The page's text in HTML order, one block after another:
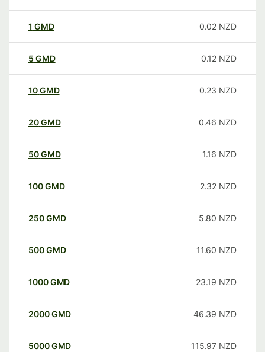
1 GMD 0.02 NZD
5 GMD 0.12 NZD
10GMD 0.23 NZD
20GMD 0.46 NZD
50GMD 1.16 NZD
100GMD 2.32 NZD
250GMD 5.80 NZD
500GMD 11.60 NZD
1000GMD 23.19 NZD
2000GMD 46.39 NZD
5000GMD 115.97 NZD